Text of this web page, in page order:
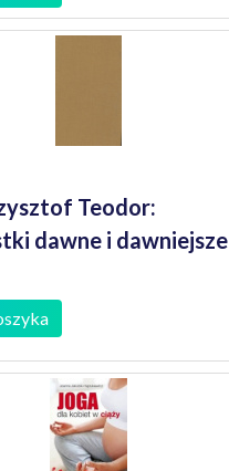
Teodor:
dawne i dawniejsze